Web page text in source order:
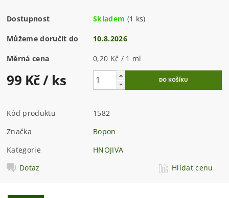
Dostupnost Skladem (1 ks)
Můžeme doručit do 10.8.2026
Měrná cena 0,20 Kč / 1 ml
99 Kč/ ks
Kód produktu
1582
Značka
Bopon
Kategorie
HNOJIVA
Dotaz
Hlídat cenu